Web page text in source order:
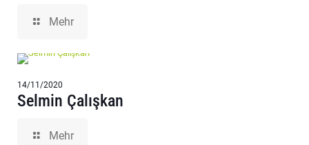
Mehr
14/11/2020
Selmin Çalışkan
Mehr